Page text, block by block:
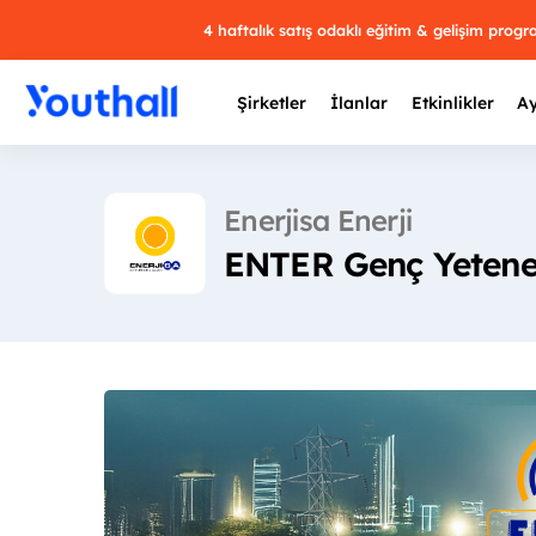
4 haftalık satış odaklı eğitim & gelişim
Şirketler İlanlar Etkinlikler
Enerjisa Enerji
ENTER Genç